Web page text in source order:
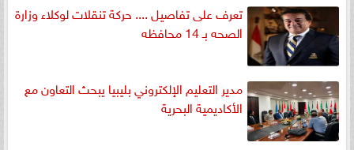
تعرف على تفاصيل .... حركة تنقلات لوكلاء وزارة
الصحه بـ 14 محافظه
مدير التعليم الإلكتروني بليبيا يبحث التعاون مع
الأكاديمية البحرية